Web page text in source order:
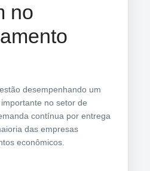
no
desempenhando um
no setor de
contínua por entrega
das empresas
econômicos.